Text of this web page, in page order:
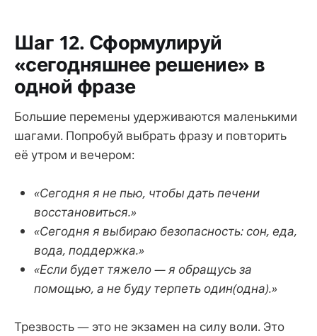
Шаг 12. Сформулируй
«сегодняшнее решение» в
одной фразе
Большие перемены удерживаются маленькими
шагами. Попробуй выбрать фразу и повторить
её утром и вечером:
«Сегодня я не пью, чтобы дать печени
восстановиться.»
«Сегодня я выбираю безопасность: сон, еда,
вода, поддержка.»
«Если будет тяжело — я обращусь за
помощью, а не буду терпеть один(одна).»
Трезвость — это не экзамен на силу воли. Это